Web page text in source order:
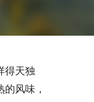
得天独
风味，